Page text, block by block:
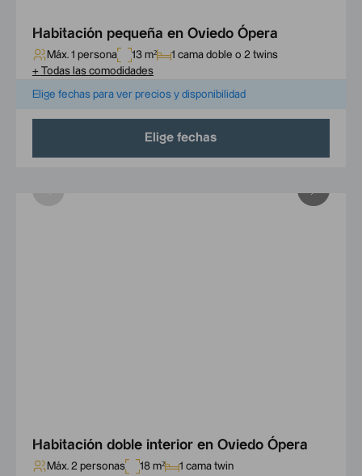
Habitación pequeña en Oviedo Ópera
Máx. 1 persona 13 m²
1 cama doble o 2 twins
+ Todas las comodidades
Elige fechas para ver precios y disponibilidad
Elige fechas
Habitación doble interior en Oviedo Ópera
Máx. 2 personas 18 m²
1 cama twin